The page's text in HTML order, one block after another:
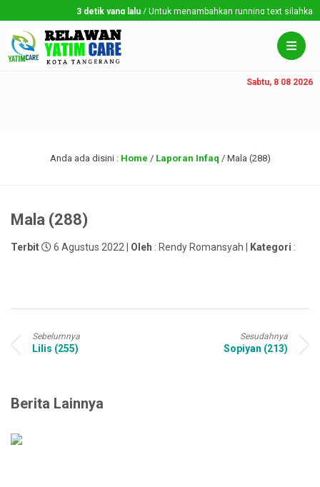
3 detik yang lalu/ Untuk menambahkan running text silahkan ke
Sabtu, 8 08 2026
Anda ada disini : Home / Laporan Infaq / Mala (288)
Mala (288)
Terbit 6 Agustus 2022 | Oleh : Rendy Romansyah | Kategori :
Sebelumnya
Lilis (255)
Sesudahnya
Sopiyan (213)
Berita Lainnya